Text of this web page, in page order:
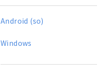
Android (so)
Windows